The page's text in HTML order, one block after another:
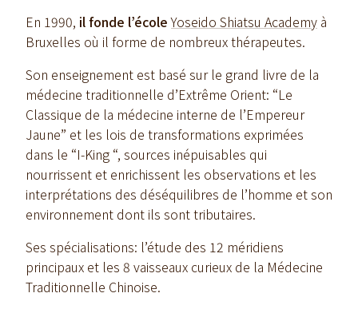
En 1990, il fonde l’écoleYoseido Shiatsu Academy à
Bruxelles où il forme de nombreux thérapeutes.
Son enseignement est basé sur le grand livre de la
médecine traditionnelle d’Extrême Orient: “Le
Classique de la médecine interne de l’Empereur
Jaune” et les lois de transformations exprimées
dans le “I-King “, sources inépuisables qui
nourrissent et enrichissent les observations et les
interprétations des déséquilibres de l’homme et son
environnement dont ils sont tributaires.
Ses spécialisations: l’étude des 12 méridiens
principaux et les 8 vaisseaux curieux de la Médecine
Traditionnelle Chinoise.